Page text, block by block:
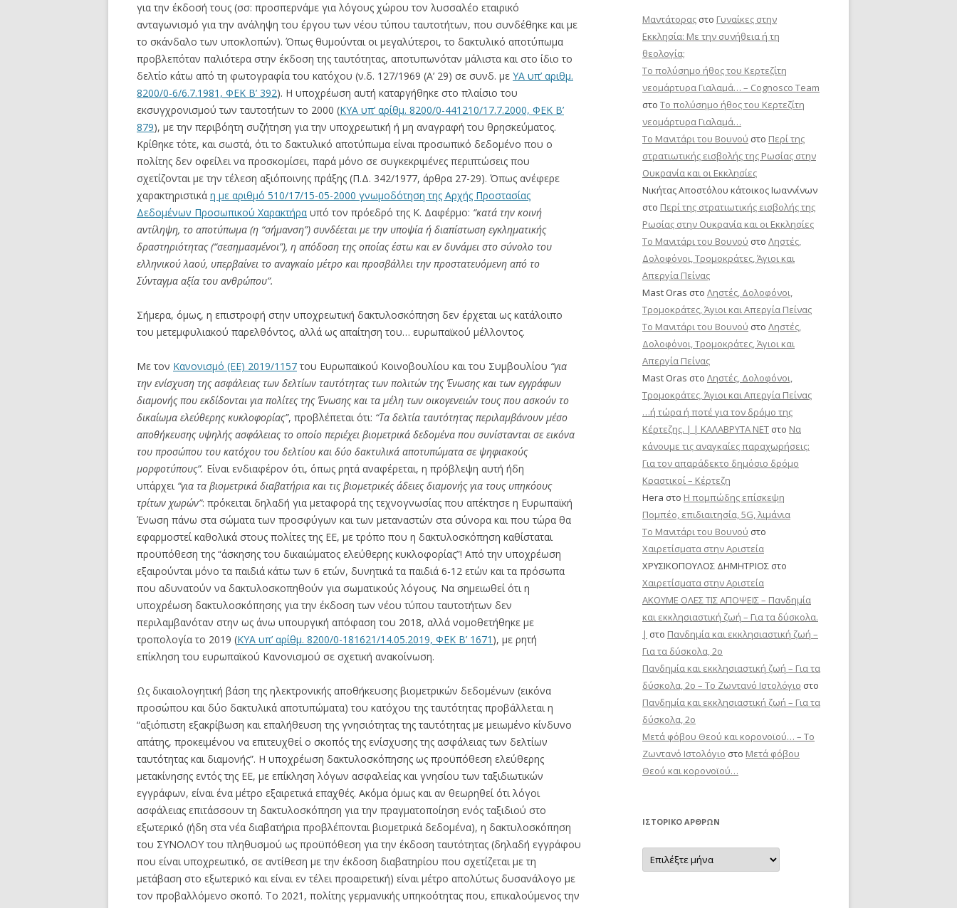
για την έκδοσή τους (σσ: προσπερνάμε για λόγους χώρου τον λυσσαλέο εταιρικό
ανταγωνισμό για την ανάληψη του έργου των νέου τύπου ταυτοτήτων, που συνδέθηκε και με
το σκάνδαλο των υποκλοπών). Όπως θυμούνται οι μεγαλύτεροι, το δακτυλικό αποτύπωμα
προβλεπόταν παλιότερα στην έκδοση της ταυτότητας, αποτυπωνόταν μάλιστα και στο ίδιο το
δελτίο κάτω από τη φωτογραφία του κατόχου (ν.δ. 127/1969 (Α’ 29) σε συνδ. με ΥΑ υπ’ αριθμ.
8200/0-6/6.7.1981, ΦΕΚ Β’ 392). Η υποχρέωση αυτή καταργήθηκε στο πλαίσιο του
εκσυγχρονισμού των ταυτοτήτων το 2000 (ΚΥΑ υπ’ αρίθμ. 8200/0-441210/17.7.2000, ΦΕΚ Β’
879), με την περιβόητη συζήτηση για την υποχρεωτική ή μη αναγραφή του θρησκεύματος.
Κρίθηκε τότε, και σωστά, ότι το δακτυλικό αποτύπωμα είναι προσωπικό δεδομένο που ο
πολίτης δεν οφείλει να προσκομίσει, παρά μόνο σε συγκεκριμένες περιπτώσεις που
σχετίζονται με την τέλεση αξιόποινης πράξης (Π.Δ. 342/1977, άρθρα 27-29). Όπως ανέφερε
χαρακτηριστικά η με αριθμό 510/17/15-05-2000 γνωμοδότηση της Αρχής Προστασίας
Δεδομένων Προσωπικού Χαρακτήρα υπό τον πρόεδρό της Κ. Δαφέρμο: “κατά την κοινή
αντίληψη, το αποτύπωμα (η “σήμανση”) συνδέεται με την υποψία ή διαπίστωση εγκληματικής
δραστηριότητας (“σεσημασμένοι”), η απόδοση της οποίας έστω και εν δυνάμει στο σύνολο του
ελληνικού λαού, υπερβαίνει το αναγκαίο μέτρο και προσβάλλει την προστατευόμενη από το
Σύνταγμα αξία του ανθρώπου”.
Σήμερα, όμως, η επιστροφή στην υποχρεωτική δακτυλοσκόπηση δεν έρχεται ως κατάλοιπο
του μετεμφυλιακού παρελθόντος, αλλά ως απαίτηση του… ευρωπαϊκού μέλλοντος.
Με τον Κανονισμό (ΕΕ) 2019/1157 του Ευρωπαϊκού Κοινοβουλίου και του Συμβουλίου “για
την ενίσχυση της ασφάλειας των δελτίων ταυτότητας των πολιτών της Ένωσης και των εγγράφων
διαμονής που εκδίδονται για πολίτες της Ένωσης και τα μέλη των οικογενειών τους που ασκούν το
δικαίωμα ελεύθερης κυκλοφορίας”, προβλέπεται ότι: “Τα δελτία ταυτότητας περιλαμβάνουν μέσο
αποθήκευσης υψηλής ασφάλειας το οποίο περιέχει βιομετρικά δεδομένα που συνίστανται σε εικόνα
του προσώπου του κατόχου του δελτίου και δύο δακτυλικά αποτυπώματα σε ψηφιακούς
μορφοτύπους”. Είναι ενδιαφέρον ότι, όπως ρητά αναφέρεται, η πρόβλεψη αυτή ήδη
υπάρχει “για τα βιομετρικά διαβατήρια και τις βιομετρικές άδειες διαμονής για τους υπηκόους
τρίτων χωρών”: πρόκειται δηλαδή για μεταφορά της τεχνογνωσίας που απέκτησε η Ευρωπαϊκή
Ένωση πάνω στα σώματα των προσφύγων και των μεταναστών στα σύνορα και που τώρα θα
εφαρμοστεί καθολικά στους πολίτες της ΕΕ, με τρόπο που η δακτυλοσκόπηση καθίσταται
προϋπόθεση της “άσκησης του δικαιώματος ελεύθερης κυκλοφορίας”! Από την υποχρέωση
εξαιρούνται μόνο τα παιδιά κάτω των 6 ετών, δυνητικά τα παιδιά 6-12 ετών και τα πρόσωπα
που αδυνατούν να δακτυλοσκοπηθούν για σωματικούς λόγους. Να σημειωθεί ότι η
υποχρέωση δακτυλοσκόπησης για την έκδοση των νέου τύπου ταυτοτήτων δεν
περιλαμβανόταν στην ως άνω υπουργική απόφαση του 2018, αλλά νομοθετήθηκε με
τροπολογία το 2019 (ΚΥΑ υπ’ αρίθμ. 8200/0-181621/14.05.2019, ΦΕΚ Β’ 1671 ), με ρητή
επίκληση του ευρωπαϊκού Κανονισμού σε σχετική ανακοίνωση.
Ως δικαιολογητική βάση της ηλεκτρονικής αποθήκευσης βιομετρικών δεδομένων (εικόνα
προσώπου και δύο δακτυλικά αποτυπώματα) του κατόχου της ταυτότητας προβάλλεται η
“αξιόπιστη εξακρίβωση και επαλήθευση της γνησιότητας της ταυτότητας με μειωμένο κίνδυνο
απάτης, προκειμένου να επιτευχθεί ο σκοπός της ενίσχυσης της ασφάλειας των δελτίων
ταυτότητας και διαμονής”. Η υποχρέωση δακτυλοσκόπησης ως προϋπόθεση ελεύθερης
μετακίνησης εντός της ΕΕ, με επίκληση λόγων ασφαλείας και γνησίου των ταξιδιωτικών
εγγράφων, είναι ένα μέτρο εξαιρετικά επαχθές. Ακόμα όμως και αν θεωρηθεί ότι λόγοι
ασφάλειας επιτάσσουν τη δακτυλοσκόπηση για την πραγματοποίηση ενός ταξιδιού στο
εξωτερικό (ήδη στα νέα διαβατήρια προβλέπονται βιομετρικά δεδομένα), η δακτυλοσκόπηση
του ΣΥΝΟΛΟΥ του πληθυσμού ως προϋπόθεση για την έκδοση ταυτότητας (δηλαδή εγγράφου
που είναι υποχρεωτικό, σε αντίθεση με την έκδοση διαβατηρίου που σχετίζεται με τη
μετάβαση στο εξωτερικό και είναι εν τέλει προαιρετική) είναι μέτρο απολύτως δυσανάλογο με
τον προβαλλόμενο σκοπό. Το 2021, πολίτης γερμανικής υπηκοότητας που, επικαλούμενος την
Μαντάτορας στο Γυναίκες στην
Εκκλησία: Με την συνήθεια ή τη
θεολογία;
Το πολύσημο ήθος του Κερτεζίτη
νεομάρτυρα Γιαλαμά… – Cognosco Team
στο Το πολύσημο ήθος του Κερτεζίτη
νεομάρτυρα Γιαλαμά…
Το Μανιτάρι του Βουνού στο Περί της
στρατιωτικής εισβολής της Ρωσίας στην
Ουκρανία και οι Εκκλησίες
Νικήτας Αποστόλου κάτοικος Ιωαννίνων
στο Περί της στρατιωτικής εισβολής της
Ρωσίας στην Ουκρανία και οι Εκκλησίες
Το Μανιτάρι του Βουνού στο Ληστές,
Δολοφόνοι, Τρομοκράτες, Άγιοι και
Απεργία Πείνας
Mast Oras στο Ληστές, Δολοφόνοι,
Τρομοκράτες, Άγιοι και Απεργία Πείνας
Το Μανιτάρι του Βουνού στο Ληστές,
Δολοφόνοι, Τρομοκράτες, Άγιοι και
Απεργία Πείνας
Mast Oras στο Ληστές, Δολοφόνοι,
Τρομοκράτες, Άγιοι και Απεργία Πείνας
…ή τώρα ή ποτέ για τον δρόμο της
Κέρτεζης. | | ΚΑΛΑΒΡΥΤΑ ΝΕΤ στο Να
κάνουμε τις αναγκαίες παραχωρήσεις:
Για τον απαράδεκτο δημόσιο δρόμο
Κραστικοί – Κέρτεζη
Hera στο Η πομπώδης επίσκεψη
Πομπέο, επιδιαιτησία, 5G, λιμάνια
Το Μανιτάρι του Βουνού στο
Χαιρετίσματα στην Αριστεία
ΧΡΥΣΙΚΟΠΟΥΛΟΣ ΔΗΜΗΤΡΙΟΣ στο
Χαιρετίσματα στην Αριστεία
ΑΚΟΥΜΕ ΟΛΕΣ ΤΙΣ ΑΠΟΨΕΙΣ – Πανδημία
και εκκλησιαστική ζωή – Για τα δύσκολα.
| στο Πανδημία και εκκλησιαστική ζωή –
Για τα δύσκολα, 2ο
Πανδημία και εκκλησιαστική ζωή – Για τα
δύσκολα, 2ο – Το Zωντανό Iστολόγιο στο
Πανδημία και εκκλησιαστική ζωή – Για τα
δύσκολα, 2ο
Μετά φόβου Θεού και κορονοϊού… – Το
Zωντανό Iστολόγιο στο Μετά φόβου
Θεού και κορονοϊού…
ΙΣΤΟΡΙΚΌ ΆΡΘΡΩΝ
Ιστορικό
Άρθρων